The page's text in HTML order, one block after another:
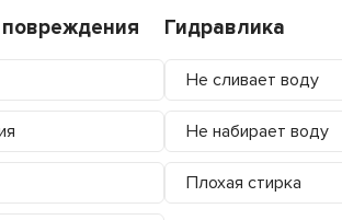
Гидравлика
Не сливает воду
Не набирает воду
Плохая стирка